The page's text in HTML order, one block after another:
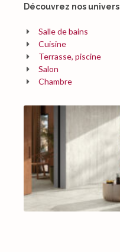
Découvrez nos univers
Salle de bains
Cuisine
Terrasse, piscine
Salon
Chambre